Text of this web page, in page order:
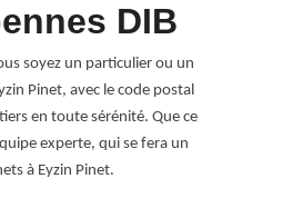
DIB
soyez un particulier ou un
Pinet, avec le code postal
en toute sérénité. Que ce
experte, qui se fera un
à Eyzin Pinet.